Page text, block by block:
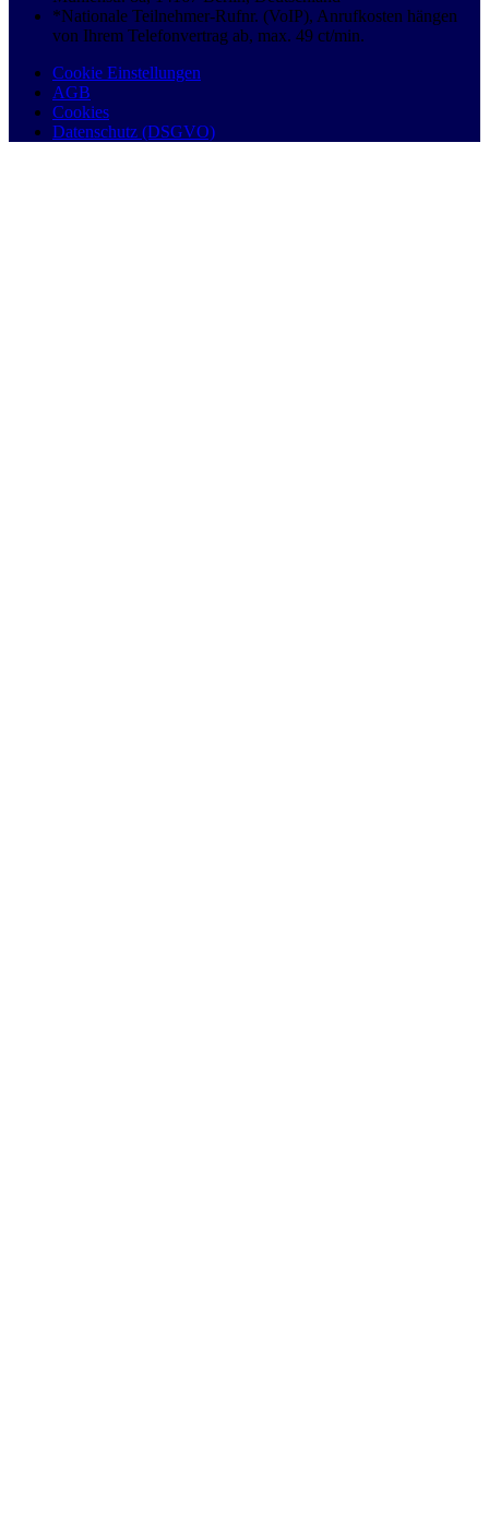
*Nationale Teilnehmer-Rufnr. (VoIP), Anrufkosten hängen
von Ihrem Telefonvertrag ab, max. 49 ct/min.
Cookie Einstellungen
AGB
Cookies
Datenschutz (DSGVO)